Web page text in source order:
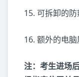
15. 可拆卸的
16. 额外的电
注：考生进场